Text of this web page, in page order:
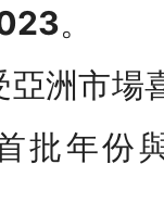
。
洲市場
批年份